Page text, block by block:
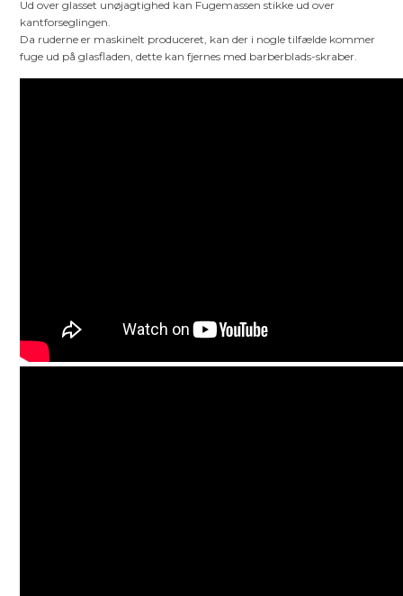
Ud over glasset unøjagtighed kan Fugemassen stikke ud over
kantforseglingen.
Da ruderne er maskinelt produceret, kan der i nogle tilfælde kommer
fuge ud på glasfladen, dette kan fjernes med barberblads-skraber.